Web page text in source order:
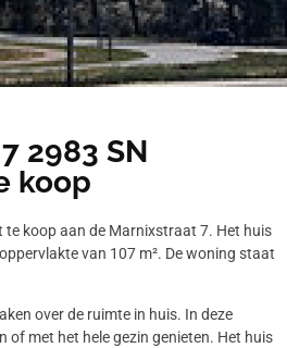
2983 SN
koop
te koop aan de Marnixstraat 7. Het huis
van 107 m². De woning staat
over de ruimte in huis. In deze
of met het hele gezin genieten. Het huis